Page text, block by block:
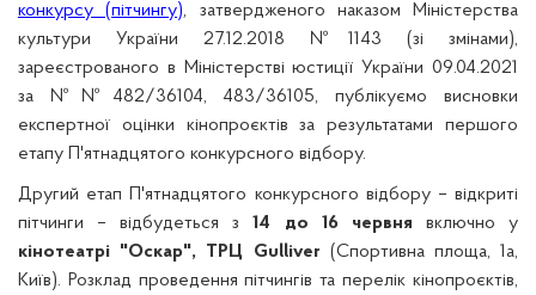
конкурсу (пітчингу), затвердженого наказом Міністерства
культури України 27.12.2018 №1143 (зі змінами),
зареєстрованого в Міністерстві юстиції України 09.04.2021
за №№482/36104, 483/36105, публікуємо висновки
експертної оцінки кінопроєктів за результатами першого
етапу П'ятнадцятого конкурсного відбору.
Другий етап П'ятнадцятого конкурсного відбору – відкриті
пітчинги – відбудеться з14 до 16 червня включно у
кінотеатрі "Оскар", ТРЦ Gulliver (Спортивна площа, 1а,
Київ). Розклад проведення пітчингів та перелік кінопроєктів,